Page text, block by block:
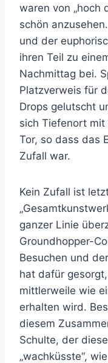
waren von „hoch
schön
und der
ihren Teil zu
Nachmittag bei.
Platzverweis für
Drops gelutscht
sich Tiefenort
Tor, so dass das
Zufall war.
Kein Zufall ist
ganzer Linie
Groundhopper-
Besuchen und
hat dafür
mittlerweile wie
erhalten wird.
diesem
Schulte, der
„wachküsste“,